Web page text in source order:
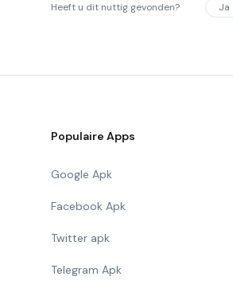
Heeft u dit nuttig gevonden? Ja
Populaire Apps
Google Apk
Facebook Apk
Twitter apk
Telegram Apk